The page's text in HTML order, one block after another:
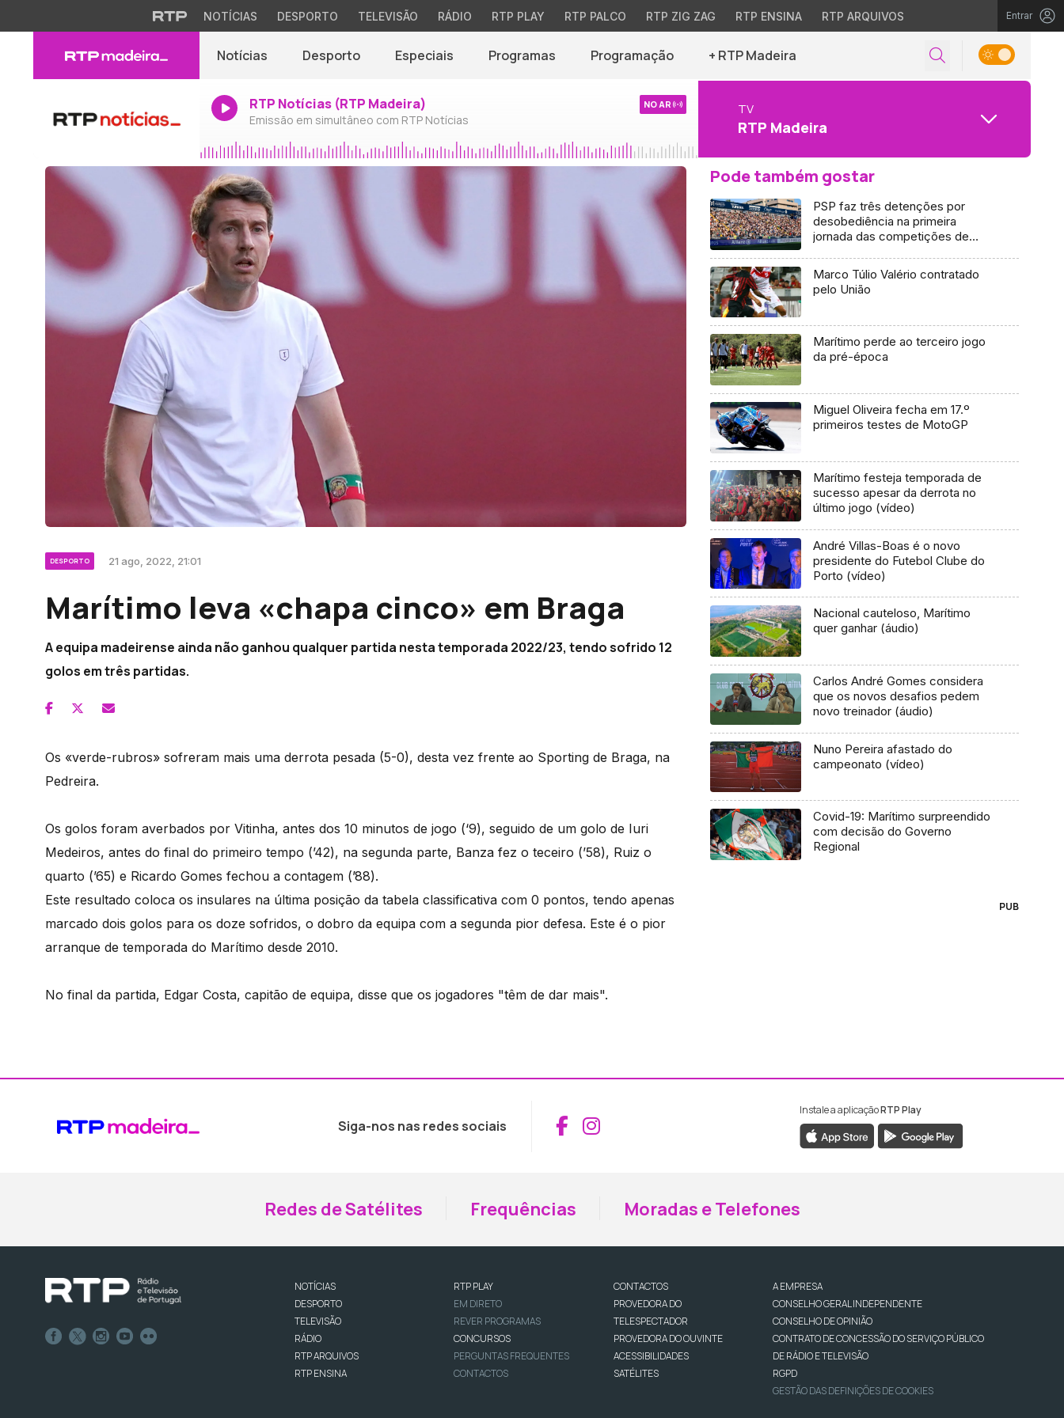
NOTÍCIAS DESPORTO TELEVISÃO RÁDIO RTP PLAY RTP PALCO RTP ZIG ZAG RTP ENSINA RTP ARQUIVOS Entrar
Notícias Desporto Especiais Programas Programação + RTP Madeira
RTP Notícias (RTP Madeira)
Emissão em simultâneo com RTP Notícias
NO AR TV
RTP Madeira
DESPORTO 21 ago, 2022, 21:01
Marítimo leva «chapa cinco» em Braga
A equipa madeirense ainda não ganhou qualquer partida nesta temporada 2022/23, tendo sofrido 12
golos em três partidas.
Os «verde-rubros» sofreram mais uma derrota pesada (5-0), desta vez frente ao Sporting de Braga, na
Pedreira.
Os golos foram averbados por Vitinha, antes dos 10 minutos de jogo (‘9), seguido de um golo de Iuri
Medeiros, antes do final do primeiro tempo (’42), na segunda parte, Banza fez o teceiro (’58), Ruiz o
quarto (’65) e Ricardo Gomes fechou a contagem (’88).
Este resultado coloca os insulares na última posição da tabela classificativa com 0 pontos, tendo apenas
marcado dois golos para os doze sofridos, o dobro da equipa com a segunda pior defesa. Este é o pior
arranque de temporada do Marítimo desde 2010.
No final da partida, Edgar Costa, capitão de equipa, disse que os jogadores "têm de dar mais".
Pode também gostar
PSP faz três detenções por
desobediência na primeira
jornada das competições de
Marco Túlio Valério contratado
pelo União
Marítimo perde ao terceiro jogo
da pré-época
Miguel Oliveira fecha em 17.º
primeiros testes de MotoGP
Marítimo festeja temporada de
sucesso apesar da derrota no
último jogo (vídeo)
André Villas-Boas é o novo
presidente do Futebol Clube do
Porto (vídeo)
Nacional cauteloso, Marítimo
quer ganhar (áudio)
Carlos André Gomes considera
que os novos desafios pedem
novo treinador (áudio)
Nuno Pereira afastado do
campeonato (vídeo)
Covid-19: Marítimo surpreendido
com decisão do Governo
Regional
PUB
Siga-nos nas redes sociais Aceder ao Facebook da RTP Madeira
Aceder ao Instagram da RTP Madeira
Instale a aplicaçãoRTP Play
Redes de Satélites Frequências Moradas e Telefones
NOTÍCIAS
DESPORTO
TELEVISÃO
RÁDIO
RTP ARQUIVOS
RTP ENSINA
RTP PLAY
EM DIRETO
REVER PROGRAMAS
CONCURSOS
PERGUNTAS FREQUENTES
CONTACTOS
CONTACTOS
PROVEDORA DO
TELESPECTADOR
PROVEDORA DO OUVINTE
ACESSIBILIDADES
SATÉLITES
A EMPRESA
CONSELHO GERAL INDEPENDENTE
CONSELHO DE OPINIÃO
CONTRATO DE CONCESSÃO DO SERVIÇO PÚBLICO
DE RÁDIO E TELEVISÃO
RGPD
GESTÃO DAS DEFINIÇÕES DE COOKIES